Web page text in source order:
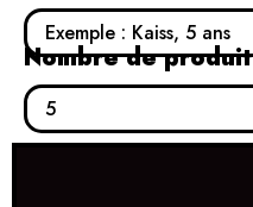
Nombre de produit